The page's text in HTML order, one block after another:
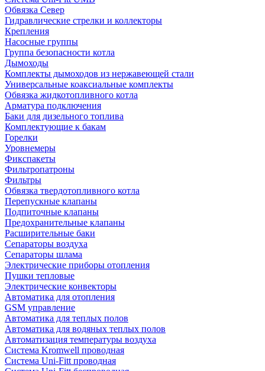
Обвязка Север
Гидравлические стрелки и коллекторы
Крепления
Насосные группы
Группа безопасности котла
Дымоходы
Комплекты дымоходов из нержавеющей стали
Универсальные коаксиальные комплекты
Обвязка жидкотопливного котла
Арматура подключения
Баки для дизельного топлива
Комплектующие к бакам
Горелки
Уровнемеры
Фикспакеты
Фильтропатроны
Фильтры
Обвязка твердотопливного котла
Перепускные клапаны
Подпиточные клапаны
Предохранительные клапаны
Расширительные баки
Сепараторы воздуха
Сепараторы шлама
Электрические приборы отопления
Пушки тепловые
Электрические конвекторы
Автоматика для отопления
GSM управление
Автоматика для теплых полов
Автоматика для водяных теплых полов
Автоматизация температуры воздуха
Система Kromwell проводная
Система Uni-Fitt проводная